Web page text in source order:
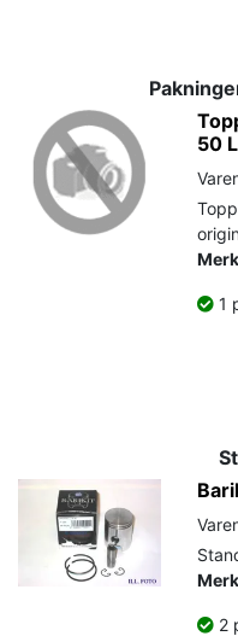
50
1
2